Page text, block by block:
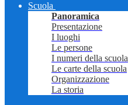
Scuola
Panoramica
Presentazione
I luoghi
Le persone
I numeri della scuola
Le carte della scuola
Organizzazione
La storia